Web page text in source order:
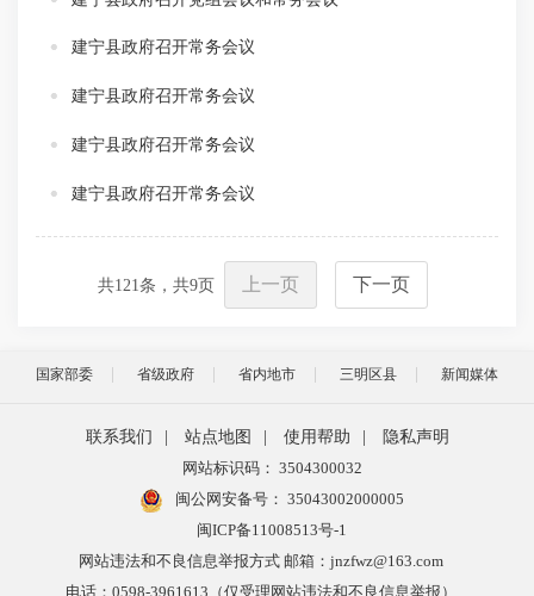
建宁县政府召开常务会议
建宁县政府召开常务会议
建宁县政府召开常务会议
建宁县政府召开常务会议
共121条，共9页 上一页 下一页
国家部委 省级政府 省内地市 三明区县 新闻媒体
联系我们 | 站点地图 | 使用帮助 |
隐私声明
网站标识码： 3504300032
闽公网安备号： 35043002000005
闽ICP备11008513号-1
网站违法和不良信息举报方式 邮箱：jnzfwz@163.com
电话：0598-3961613（仅受理网站违法和不良信息举报）